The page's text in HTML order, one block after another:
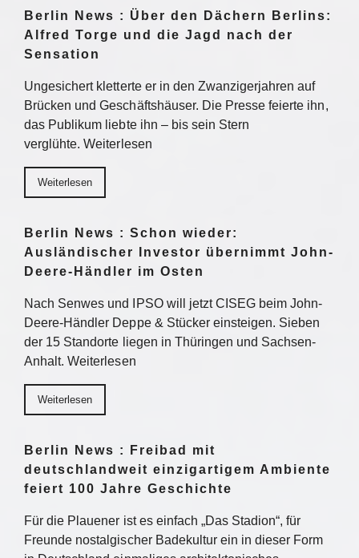
Berlin News : Über den Dächern Berlins:
Alfred Torge und die Jagd nach der
Sensation
Ungesichert kletterte er in den Zwanzigerjahren auf
Brücken und Geschäftshäuser. Die Presse feierte ihn,
das Publikum liebte ihn – bis sein Stern
verglühte. Weiterlesen
Weiterlesen
Berlin News : Schon wieder:
Ausländischer Investor übernimmt John-
Deere-Händler im Osten
Nach Senwes und IPSO will jetzt CISEG beim John-
Deere-Händler Deppe & Stücker einsteigen. Sieben
der 15 Standorte liegen in Thüringen und Sachsen-
Anhalt. Weiterlesen
Weiterlesen
Berlin News : Freibad mit
deutschlandweit einzigartigem Ambiente
feiert 100 Jahre Geschichte
Für die Plauener ist es einfach „Das Stadion“, für
Freunde nostalgischer Badekultur ein in dieser Form